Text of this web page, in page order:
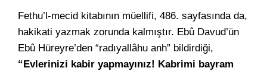
Fethu’l-mecid kitabının müellifi, 486. sayfasında da,
hakikati yazmak zorunda kalmıştır. Ebû Davud’ün
Ebû Hüreyre’den “radıyallâhu anh” bildirdiği,
“Evlerinizi kabir yapmayınız! Kabrimi bayram